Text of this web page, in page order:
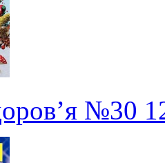
№30